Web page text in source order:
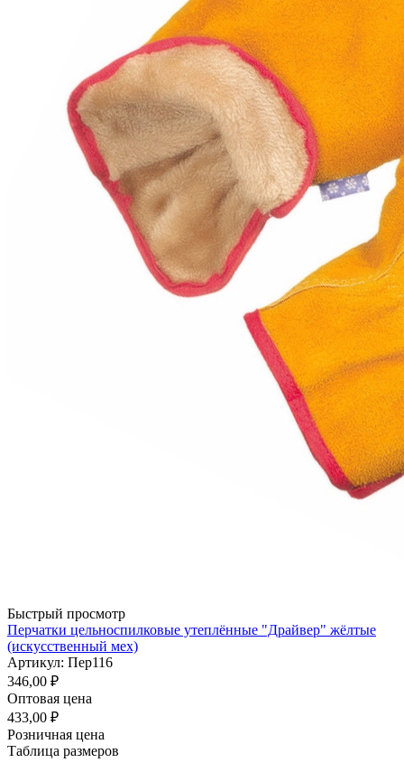
Быстрый просмотр
Перчатки цельноспилковые утеплённые "Драйвер" жёлтые
(искусственный мех)
Артикул: Пер116
346,00 ₽
Оптовая цена
433,00 ₽
Розничная цена
Таблица размеров